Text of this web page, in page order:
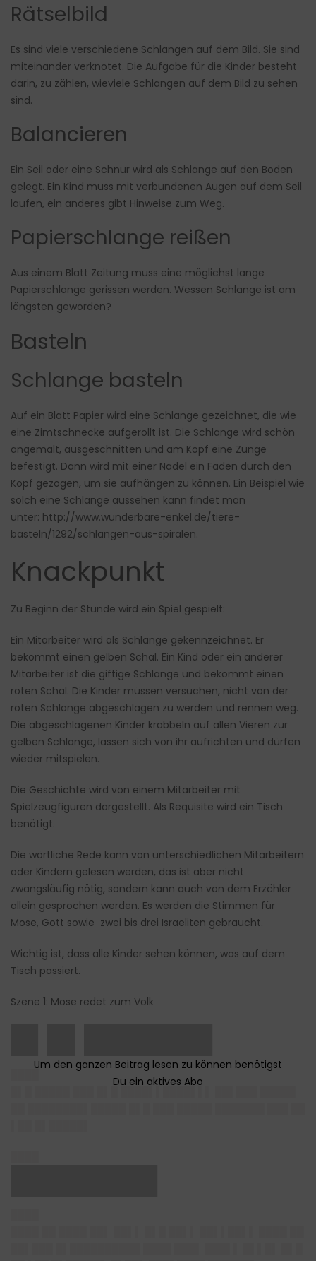
Rätselbild
Es sind viele verschiedene Schlangen auf dem Bild. Sie sind
miteinander verknotet. Die Aufgabe für die Kinder besteht
darin, zu zählen, wieviele Schlangen auf dem Bild zu sehen
sind.
Balancieren
Ein Seil oder eine Schnur wird als Schlange auf den Boden
gelegt. Ein Kind muss mit verbundenen Augen auf dem Seil
laufen, ein anderes gibt Hinweise zum Weg.
Papierschlange reißen
Aus einem Blatt Zeitung muss eine möglichst lange
Papierschlange gerissen werden. Wessen Schlange ist am
längsten geworden?
Basteln
Schlange basteln
Auf ein Blatt Papier wird eine Schlange gezeichnet, die wie
eine Zimtschnecke aufgerollt ist. Die Schlange wird schön
angemalt, ausgeschnitten und am Kopf eine Zunge
befestigt. Dann wird mit einer Nadel ein Faden durch den
Kopf gezogen, um sie aufhängen zu können. Ein Beispiel wie
solch eine Schlange aussehen kann findet man
unter: http://www.wunderbare-enkel.de/tiere-
basteln/1292/schlangen-aus-spiralen.
Knackpunkt
Zu Beginn der Stunde wird ein Spiel gespielt:
Ein Mitarbeiter wird als Schlange gekennzeichnet. Er
bekommt einen gelben Schal. Ein Kind oder ein anderer
Mitarbeiter ist die giftige Schlange und bekommt einen
roten Schal. Die Kinder müssen versuchen, nicht von der
roten Schlange abgeschlagen zu werden und rennen weg.
Die abgeschlagenen Kinder krabbeln auf allen Vieren zur
gelben Schlange, lassen sich von ihr aufrichten und dürfen
wieder mitspielen.
Die Geschichte wird von einem Mitarbeiter mit
Spielzeugfiguren dargestellt. Als Requisite wird ein Tisch
benötigt.
Die wörtliche Rede kann von unterschiedlichen Mitarbeitern
oder Kindern gelesen werden, das ist aber nicht
zwangsläufig nötig, sondern kann auch von dem Erzähler
allein gesprochen werden. Es werden die Stimmen für
Mose, Gott sowie zwei bis drei Israeliten gebraucht.
Wichtig ist, dass alle Kinder sehen können, was auf dem
Tisch passiert.
Szene 1: Mose redet zum Volk